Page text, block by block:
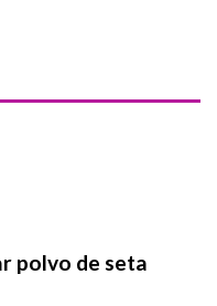
polvo de seta